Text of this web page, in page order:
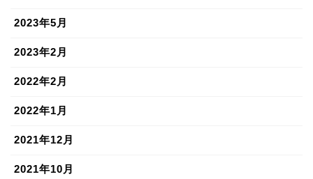
2023年5月
2023年2月
2022年2月
2022年1月
2021年12月
2021年10月